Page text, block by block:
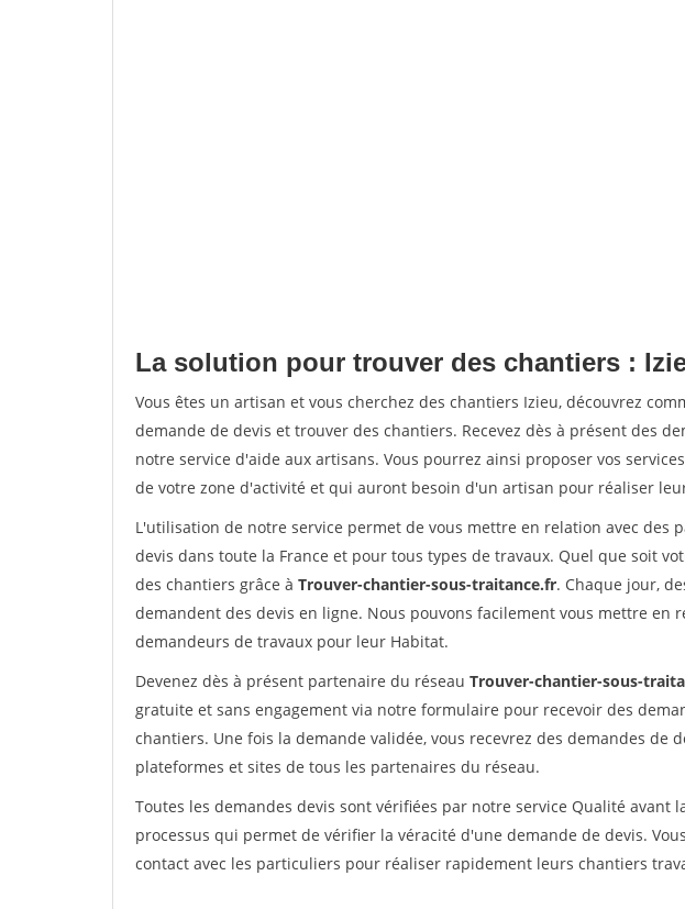
La solution pour trouver des chantiers :
Vous êtes un artisan et vous cherchez des chantiers Izieu, découvrez
demande de devis et trouver des chantiers. Recevez dès à présent des
notre service d'aide aux artisans. Vous pourrez ainsi proposer vos
de votre zone d'activité et qui auront besoin d'un artisan pour réaliser
L'utilisation de notre service permet de vous mettre en relation avec des
devis dans toute la France et pour tous types de travaux. Quel que soit
des chantiers grâce à Trouver-chantier-sous-traitance.fr. Chaque jour,
demandent des devis en ligne. Nous pouvons facilement vous mettre en
demandeurs de travaux pour leur Habitat.
Devenez dès à présent partenaire du réseau Trouver-chantier-sous-
gratuite et sans engagement via notre formulaire pour recevoir des
chantiers. Une fois la demande validée, vous recevrez des demandes de
plateformes et sites de tous les partenaires du réseau.
Toutes les demandes devis sont vérifiées par notre service Qualité avant
processus qui permet de vérifier la véracité d'une demande de devis.
contact avec les particuliers pour réaliser rapidement leurs chantiers